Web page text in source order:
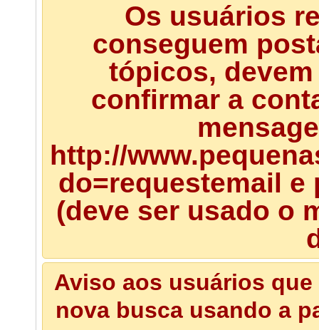
Os usuários
conseguem
tópicos,
confirmar a
http://
do=requestemail
(deve ser usado o
Aviso aos usuários
nova busca usando a